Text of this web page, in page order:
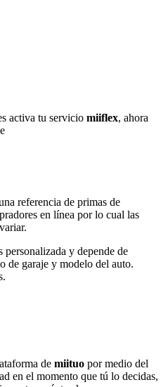
activa tu servicio miiflex, ahora
referencia de primas de
en línea por lo cual las
y depende de
de garaje y modelo del auto.
de miituo por medio del
en el momento que tú lo decidas,